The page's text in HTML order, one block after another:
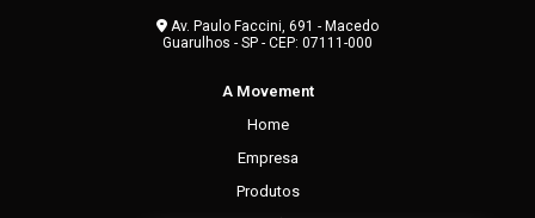
Av. Paulo Faccini, 691 - Macedo
Guarulhos - SP - CEP: 07111-000
A Movement
Home
Empresa
Produtos